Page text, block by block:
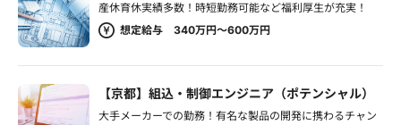
産休育休実績多数！時短勤務可能など福利厚生が充実！
想定給与 340万円～600万円
【京都】組込・制御エンジニア（ポテンシャル）
大手メーカーでの勤務！有名な製品の開発に携わるチャン